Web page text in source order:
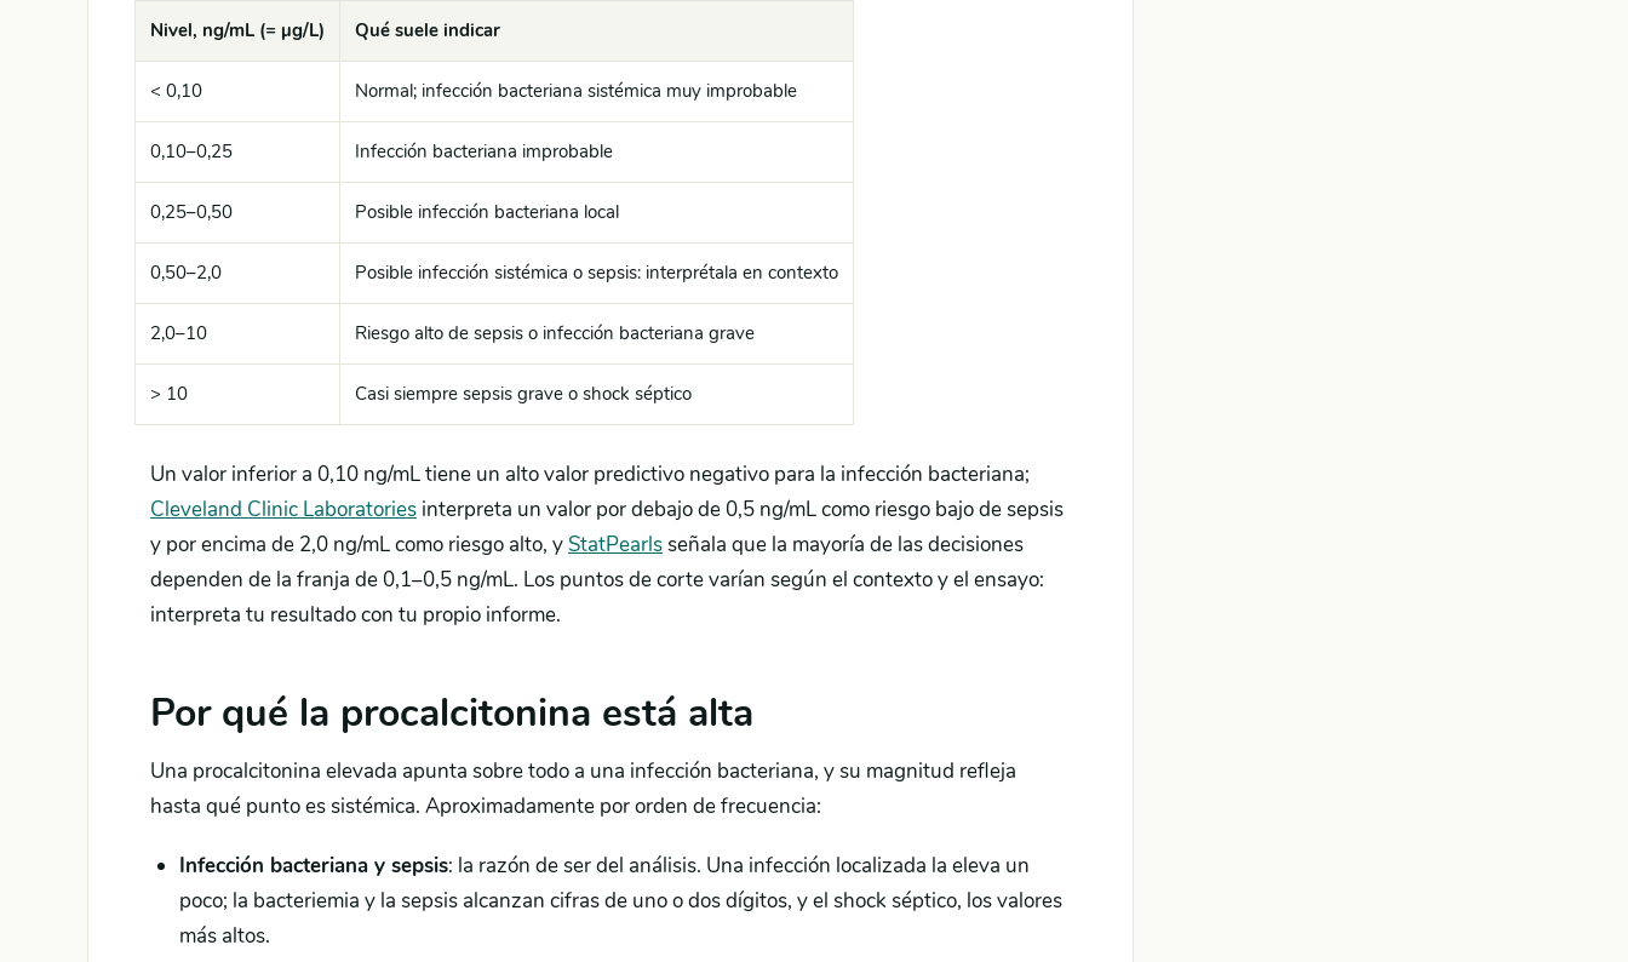
Nivel, ng/mL (= µg/L) Qué suele indicar
< 0,10 Normal; infección bacteriana sistémica muy improbable
0,10–0,25 Infección bacteriana improbable
0,25–0,50 Posible infección bacteriana local
0,50–2,0 Posible infección sistémica o sepsis: interprétala en contexto
2,0–10 Riesgo alto de sepsis o infección bacteriana grave
> 10 Casi siempre sepsis grave o shock séptico
Un valor inferior a 0,10 ng/mL tiene un alto valor predictivo negativo para la infección bacteriana;
Cleveland Clinic Laboratories interpreta un valor por debajo de 0,5 ng/mL como riesgo bajo de sepsis
y por encima de 2,0 ng/mL como riesgo alto, yStatPearlsseñala que la mayoría de las decisiones
dependen de la franja de 0,1–0,5 ng/mL. Los puntos de corte varían según el contexto y el ensayo:
interpreta tu resultado con tu propio informe.
Por qué la procalcitonina está alta
Una procalcitonina elevada apunta sobre todo a una infección bacteriana, y su magnitud refleja
hasta qué punto es sistémica. Aproximadamente por orden de frecuencia:
Infección bacteriana y sepsis: la razón de ser del análisis. Una infección localizada la eleva un
poco; la bacteriemia y la sepsis alcanzan cifras de uno o dos dígitos, y el shock séptico, los valores
más altos.